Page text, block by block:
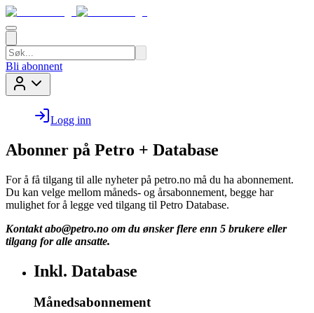
Bli abonnent
Logg inn
Abonner på Petro + Database
For å få tilgang til alle nyheter på petro.no må du ha abonnement.
Du kan velge mellom måneds- og årsabonnement, begge har
mulighet for å legge ved tilgang til Petro Database.
Kontakt abo@petro.no om du ønsker flere enn 5 brukere eller
tilgang for alle ansatte.
Inkl. Database
Månedsabonnement